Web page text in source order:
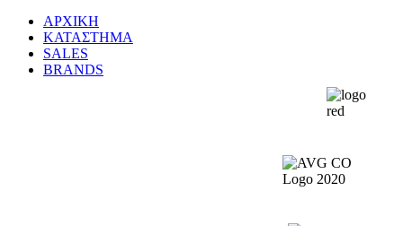
ΑΡΧΙΚΗ
ΚΑΤΑΣΤΗΜΑ
SALES
BRANDS